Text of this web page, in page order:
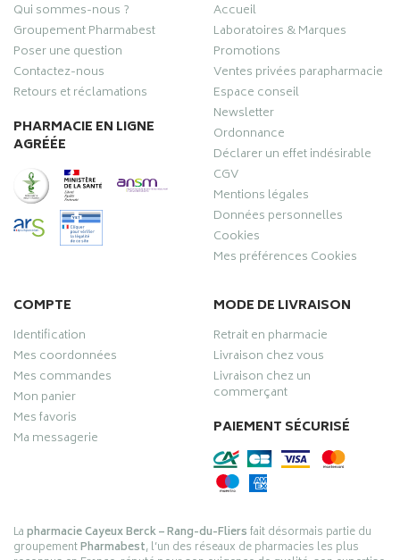
Qui sommes-nous ?
Groupement Pharmabest
Poser une question
Contactez-nous
Retours et réclamations
PHARMACIE EN LIGNE
AGRÉÉE
Accueil
Laboratoires & Marques
Promotions
Ventes privées parapharmacie
Espace conseil
Newsletter
Ordonnance
Déclarer un effet indésirable
CGV
Mentions légales
Données personnelles
Cookies
Mes préférences Cookies
COMPTE
Identification
Mes coordonnées
Mes commandes
Mon panier
Mes favoris
Ma messagerie
MODE DE LIVRAISON
Retrait en pharmacie
Livraison chez vous
Livraison chez un
commerçant
PAIEMENT SÉCURISÉ
Lapharmacie Cayeux Berck – Rang-du-Fliersfait désormais partie du
groupementPharmabest, l’un des réseaux de pharmacies les plus